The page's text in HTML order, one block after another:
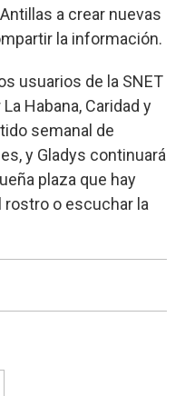
a crear nuevas
la información.
usuarios de la SNET
Habana, Caridad y
semanal de
y Gladys continuará
plaza que hay
rostro o escuchar la